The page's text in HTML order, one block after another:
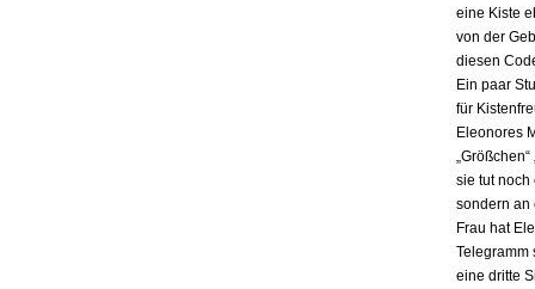
eine Kiste
von der
diesen
Ein paar
für
Eleonores
sie tut noch
sondern an
Frau hat
Telegramm
eine dritte